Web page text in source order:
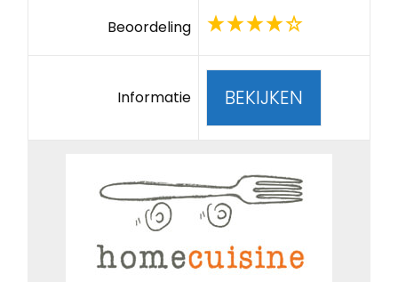
Beoordeling
Informatie BEKIJKEN